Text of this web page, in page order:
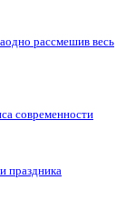
рассмешив весь
современности
праздника